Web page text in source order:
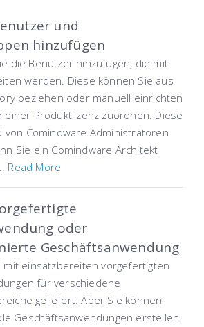
und
hinzufügen
die Benutzer hinzufügen, die mit
werden. Diese können Sie aus
beziehen oder manuell einrichten
einer Produktlizenz zuordnen. Diese
von Comindware Administratoren
Sie ein Comindware Architekt
Read More
oder
Geschäftsanwendung
mit einsatzbereiten vorgefertigten
für verschiedene
geliefert. Aber Sie können
Geschäftsanwendungen erstellen.